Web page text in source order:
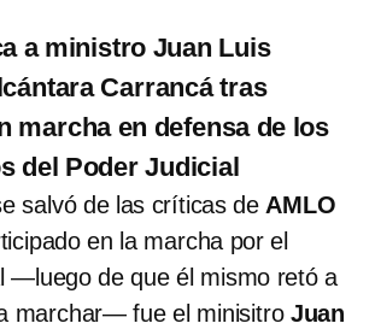
a ministro Juan Luis
Carrancá tras
marcha en defensa de los
del Poder Judicial
salvó de las críticas deAMLO
en la marcha por el
―luego de que él mismo retó a
marchar― fue el minisitro Juan